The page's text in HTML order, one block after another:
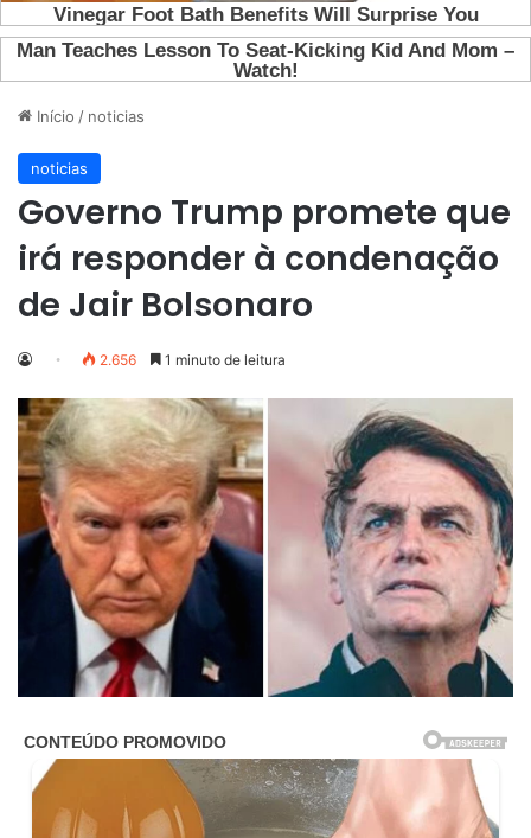
Início / noticias
noticias
Governo Trump promete que
irá responder à condenação
de Jair Bolsonaro
2.656 1 minuto de leitura